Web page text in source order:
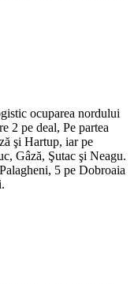
ocuparea nordului
2 pe deal, Pe partea
şi Hartup, iar pe
Gâză, Şutac şi Neagu.
5 pe Dobroaia